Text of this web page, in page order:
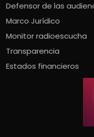
Defensor de las
Marco Jurídico
Monitor radioescucha
Transparencia
Estados financieros